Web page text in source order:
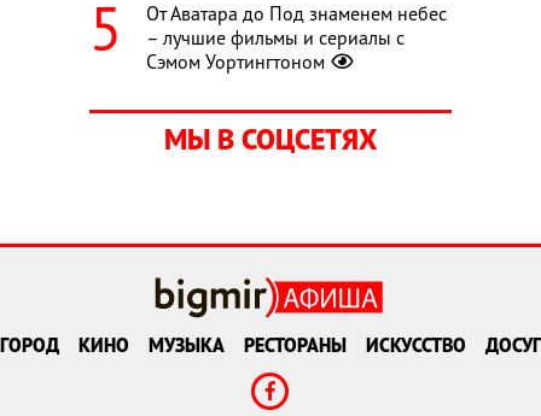
От Аватара до Под знаменем небес
– лучшие фильмы и сериалы с
Сэмом Уортингтоном
МЫ В СОЦСЕТЯХ
ГОРОД КИНО МУЗЫКА РЕСТОРАНЫ ИСКУССТВО ДОСУГ